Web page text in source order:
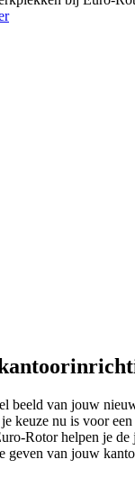
beeld van jouw
keuze nu is voor
Rotor helpen je de
geven van jouw